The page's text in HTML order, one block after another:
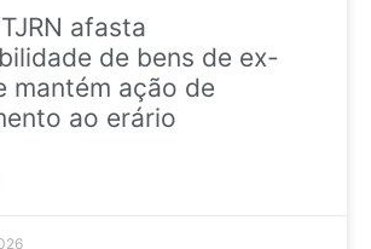
afasta
de bens de ex-
mantém ação de
ao erário